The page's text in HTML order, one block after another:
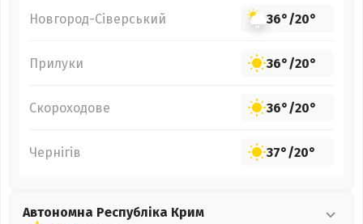
Новгород-Сіверський 36°/20°
Прилуки 36°/20°
Скороходове 36°/20°
Чернігів 37°/20°
Автономна Республіка Крим